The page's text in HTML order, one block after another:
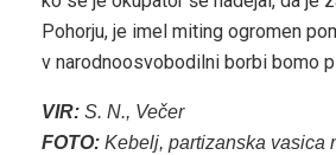
Pohorju, je imel miting ogromen
v narodnoosvobodilni borbi bomo
VIR: S. N., Večer
FOTO: Kebelj, partizanska vasica